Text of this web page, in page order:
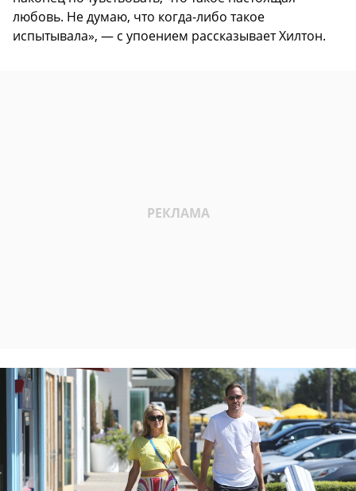
любовь. Не думаю, что когда-либо такое
испытывала», — с упоением рассказывает Хилтон.